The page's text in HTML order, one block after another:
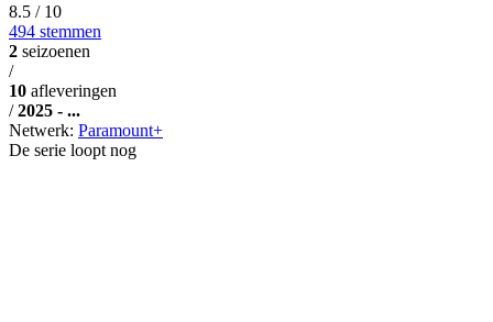
8.5 / 10
494 stemmen
2 seizoenen
/
10 afleveringen
/ 2025 - ...
Netwerk: Paramount+
De serie loopt nog